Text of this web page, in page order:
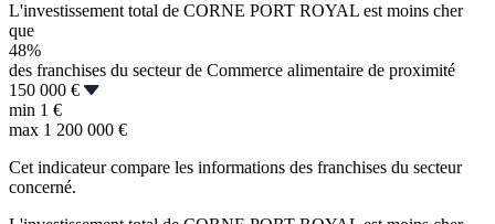
L'investissement total de CORNE PORT ROYAL est moins cher
que
48%
des franchises du secteur de Commerce alimentaire de proximité
150 000 €
min 1 €
max 1 200 000 €
Cet indicateur compare les informations des franchises du secteur
concerné.